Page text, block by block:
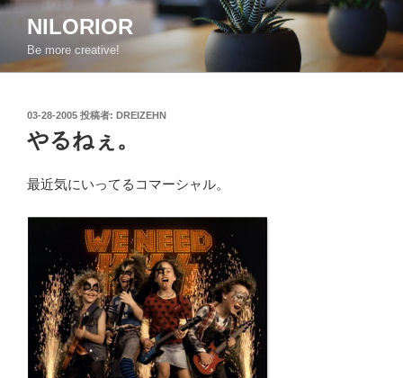
コ
ン
NILORIOR
Be more creative!
投
稿
日:
03-28-2005 投稿者: DREIZEHN
やるねぇ。
最近気にいってるコマーシャル。